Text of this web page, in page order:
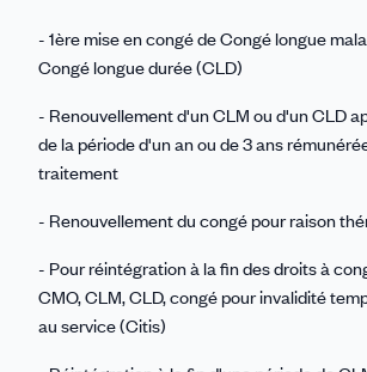
- 1ère mise en congé de Congé longue
Congé longue durée (CLD)
- Renouvellement d'un CLM ou d'un CLD
de la période d'un an ou de 3 ans
traitement
- Renouvellement du congé pour raison
- Pour réintégration à la fin des droits à
CMO, CLM, CLD, congé pour invalidité
au service (Citis)